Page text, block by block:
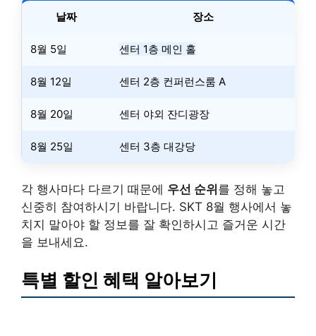
날짜 장소
8월 5일 센터 1층 메인 홀
8월 12일 센터 2층 컨퍼런스룸 A
8월 20일 센터 야외 잔디광장
8월 25일 센터 3층 대강당
각 행사마다 다르기 때문에 우선 순위 를 정해 놓고
신중히 참여하시기 바랍니다. SKT 8월 행사에서 놓
치지 말아야 할 정보를 잘 확인하시고 즐거운 시간
을 보내세요.
특별 할인 혜택 알아보기